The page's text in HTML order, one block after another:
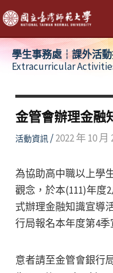
跳
至
主
學生事務處┆課外活
Extracurricular
金管會辦理金融
活動資訊/2022 年 10 月
為協助高中職以上學
觀念，於本(111)年度
式辦理金融知識宣導
行局報名本年度第4季
意者請至金管會銀行